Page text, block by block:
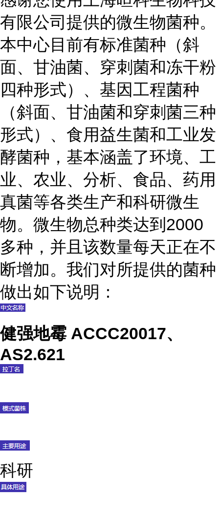
有限公司提供的微生物菌种。
本中心目前有标准菌种（斜
面、甘油菌、穿刺菌和冻干粉
四种形式）、基因工程菌种
（斜面、甘油菌和穿刺菌三种
形式）、食用益生菌和工业发
酵菌种，基本涵盖了环境、工
业、农业、分析、食品、药用
真菌等各类生产和科研微生
物。微生物总种类达到2000
多种，并且该数量每天正在不
断增加。我们对所提供的菌种
做出如下说明：
健强地霉 ACCC20017、
AS2.621
科研